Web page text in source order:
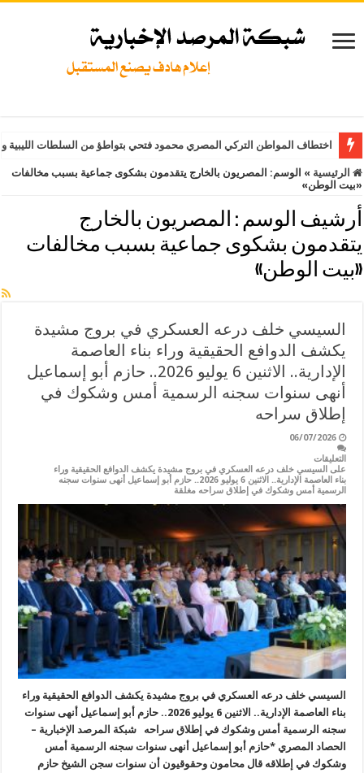
اختطاف المواطن التركي المصري محمود فتحي بتواطؤ من السلطات
الرئيسية » الوسم: المصريون بالخارج يتقدمون بشكوى جماعية بسبب مخالفات
«بيت الوطن»
أرشيف الوسم : المصريون بالخارج
يتقدمون بشكوى جماعية بسبب مخالفات
«بيت الوطن»
السيسي خلف درعه العسكري في بروج مشيدة
يكشف الدوافع الحقيقية وراء بناء العاصمة
الإدارية.. الاثنين 6 يوليو 2026.. حازم أبو إسماعيل
أنهى سنوات سجنه الرسمية أمس وشكوك في
إطلاق سراحه
06/07/2026
التعليقات
على السيسي خلف درعه العسكري في بروج مشيدة يكشف الدوافع الحقيقية وراء
بناء العاصمة الإدارية.. الاثنين 6 يوليو 2026.. حازم أبو إسماعيل أنهى سنوات سجنه
الرسمية أمس وشكوك في إطلاق سراحه مغلقة
السيسي خلف درعه العسكري في بروج مشيدة يكشف الدوافع الحقيقية وراء
بناء العاصمة الإدارية.. الاثنين 6 يوليو 2026.. حازم أبو إسماعيل أنهى سنوات
سجنه الرسمية أمس وشكوك في إطلاق سراحه شبكة المرصد الإخبارية –
الحصاد المصري *حازم أبو إسماعيل أنهى سنوات سجنه الرسمية أمس
وشكوك في إطلاقه قال محامون وحقوقيون أن سنوات سجن الشيخ حازم